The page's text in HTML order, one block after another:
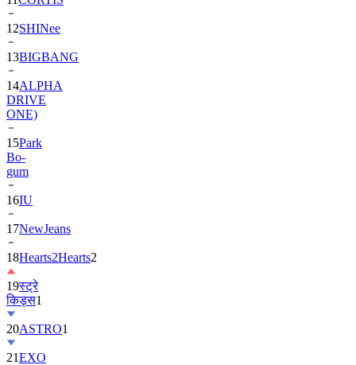
13BIGBANG
14ALPHA
DRIVE
ONE)
15Park
Bo-
gum
16IU
17NewJeans
18Hearts2Hearts
19स्ट्रे
किड्स
20ASTRO
21EXO
22songhyekyo